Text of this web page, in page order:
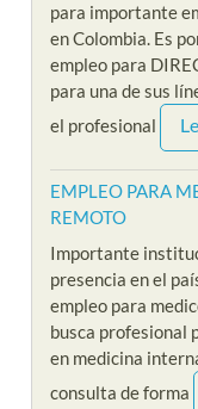
para importante
en Colombia. Es
empleo para
para una de sus
el profesional
EMPLEO PARA
REMOTO
Importante
presencia en el
empleo para
busca profesional
en medicina
consulta de forma